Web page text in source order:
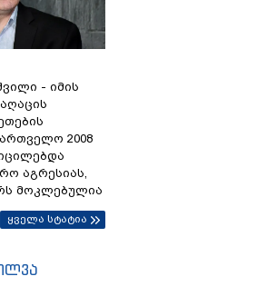
- იმის
2008
აგრესიას,
მოკლებულია
ყველა სტატია